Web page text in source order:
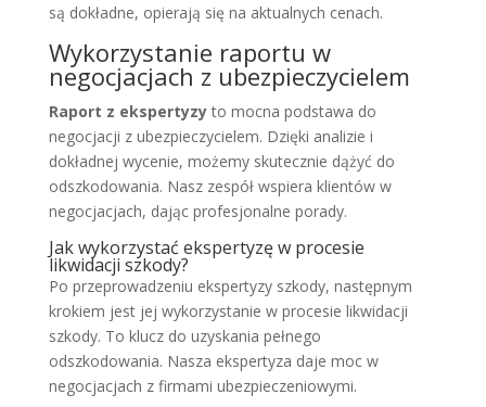
są dokładne, opierają się na aktualnych cenach.
Wykorzystanie raportu w
negocjacjach z ubezpieczycielem
Raport z ekspertyzyto mocna podstawa do
negocjacji z ubezpieczycielem. Dzięki analizie i
dokładnej wycenie, możemy skutecznie dążyć do
odszkodowania. Nasz zespół wspiera klientów w
negocjacjach, dając profesjonalne porady.
Jak wykorzystać ekspertyzę w procesie
likwidacji szkody?
Po przeprowadzeniu ekspertyzy szkody, następnym
krokiem jest jej wykorzystanie w procesie likwidacji
szkody. To klucz do uzyskania pełnego
odszkodowania. Nasza ekspertyza daje moc w
negocjacjach z firmami ubezpieczeniowymi.